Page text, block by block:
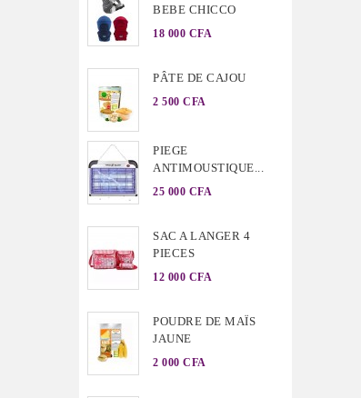
BEBE CHICCO
18 000 CFA
PÂTE DE CAJOU
2 500 CFA
PIEGE
ANTIMOUSTIQUE...
25 000 CFA
SAC A LANGER 4
PIECES
12 000 CFA
POUDRE DE MAÏS
JAUNE
2 000 CFA